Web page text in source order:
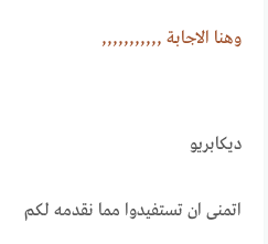
وهنــــا الاجابـــــة ,,,,,,,,,,,
ديكابريو
اتمنى ان تستفيدوا مما نقدمه لكم